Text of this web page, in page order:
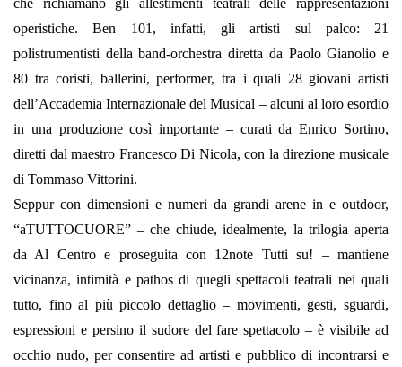
che richiamano gli allestimenti teatrali delle rappresentazioni
operistiche. Ben 101, infatti, gli artisti sul palco: 21
polistrumentisti della band-orchestra diretta da Paolo Gianolio e
80 tra coristi, ballerini, performer, tra i quali 28 giovani artisti
dell’Accademia Internazionale del Musical – alcuni al loro esordio
in una produzione così importante – curati da Enrico Sortino,
diretti dal maestro Francesco Di Nicola, con la direzione musicale
di Tommaso Vittorini.
Seppur con dimensioni e numeri da grandi arene in e outdoor,
“aTUTTOCUORE” – che chiude, idealmente, la trilogia aperta
da Al Centro e proseguita con 12note Tutti su! – mantiene
vicinanza, intimità e pathos di quegli spettacoli teatrali nei quali
tutto, fino al più piccolo dettaglio – movimenti, gesti, sguardi,
espressioni e persino il sudore del fare spettacolo – è visibile ad
occhio nudo, per consentire ad artisti e pubblico di incontrarsi e